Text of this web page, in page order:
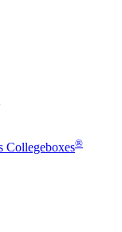
Collegeboxes®